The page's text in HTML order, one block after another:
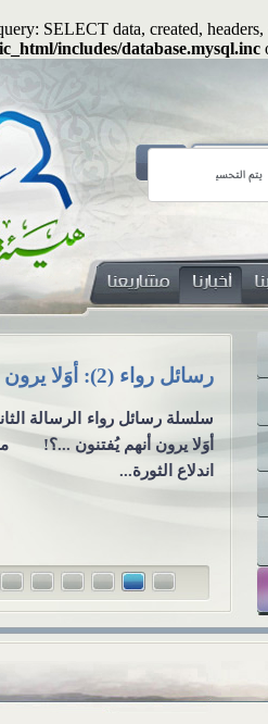
SELECT data, created,
includes/database.mysql.inc
رسائل رواء (2): أوَلا يرون أنهم يُفتنون ...؟!
سلسلة رسائل رواء الرسالة
أوَلا يرون أنهم يُفتنون ...؟!
اندلاع الثورة...